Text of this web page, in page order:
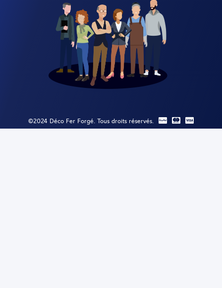
©2024 Déco Fer Forgé. Tous droits réservés.